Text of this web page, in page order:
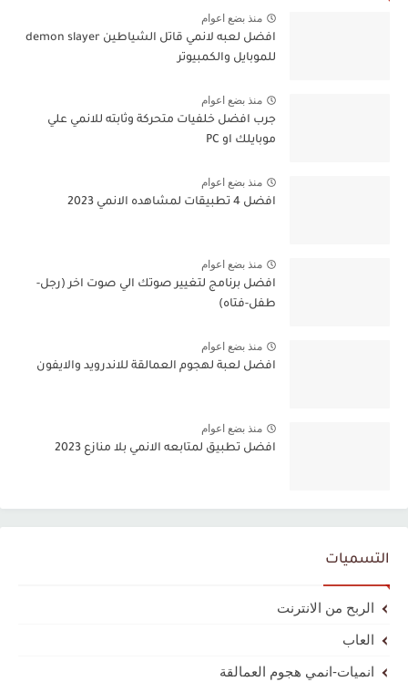
منذ بضع اعوام
افضل لعبه لانمي قاتل الشياطين demon slayer
للموبايل والكمبيوتر
منذ بضع اعوام
جرب افضل خلفيات متحركة وثابته للانمي علي
موبايلك او PC
منذ بضع اعوام
افضل 4 تطبيقات لمشاهده الانمي 2023
منذ بضع اعوام
افضل برنامج لتغيير صوتك الي صوت اخر (رجل-
طفل-فتاه)
منذ بضع اعوام
افضل لعبة لهجوم العمالقة للاندرويد والايفون
منذ بضع اعوام
افضل تطبيق لمتابعه الانمي بلا منازع 2023
التسميات
الربح من الانترنت
العاب
انميات-انمي هجوم العمالقة